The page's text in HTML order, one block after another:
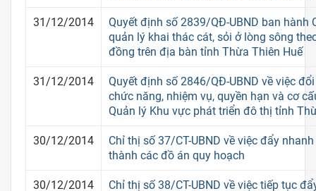
31/12/2014
Quyết định số 2839/QĐ-UBND ban hành
quản lý khai thác cát, sỏi ở lòng sông
đồng trên địa bàn tỉnh Thừa Thiên Huế
31/12/2014
Quyết định số 2846/QĐ-UBND về việc
chức năng, nhiệm vụ, quyền hạn và cơ
Quản lý Khu vực phát triển đô thị tỉnh
30/12/2014
Chỉ thị số 37/CT-UBND về việc đẩy
thành các đồ án quy hoạch
30/12/2014
Chỉ thị số 38/CT-UBND về việc tiếp tục